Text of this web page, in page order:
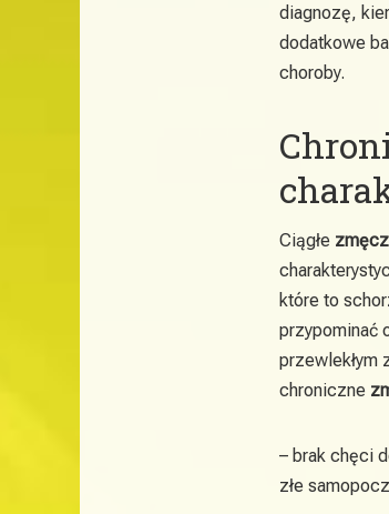
diagnozę,
dodatkowe
choroby.
Ciągłe
które to
przypominać
przewlekłym
chroniczne
– brak chęci
złe